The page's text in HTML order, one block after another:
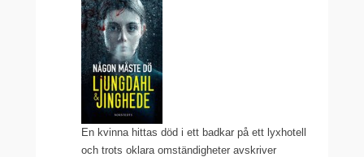
En kvinna hittas död i ett badkar på ett lyxhotell
och trots oklara omständigheter avskriver